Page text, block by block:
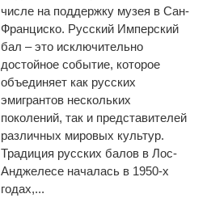
числе на поддержку музея в Сан-
Франциско. Русский Имперский
бал – это исключительно
достойное событие, которое
объединяет как русских
эмигрантов нескольких
поколений, так и представителей
различных мировых культур.
Традиция русских балов в Лос-
Анджелесе началась в 1950-х
годах,...